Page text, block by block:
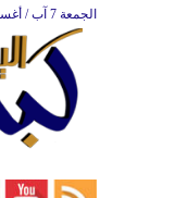
الجمعة 7 آب / أغسطس 2026